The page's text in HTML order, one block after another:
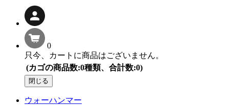
0
只今、カートに商品はございません。
(カゴの商品数:0種類、合計数:0)
閉じる
ウォーハンマー